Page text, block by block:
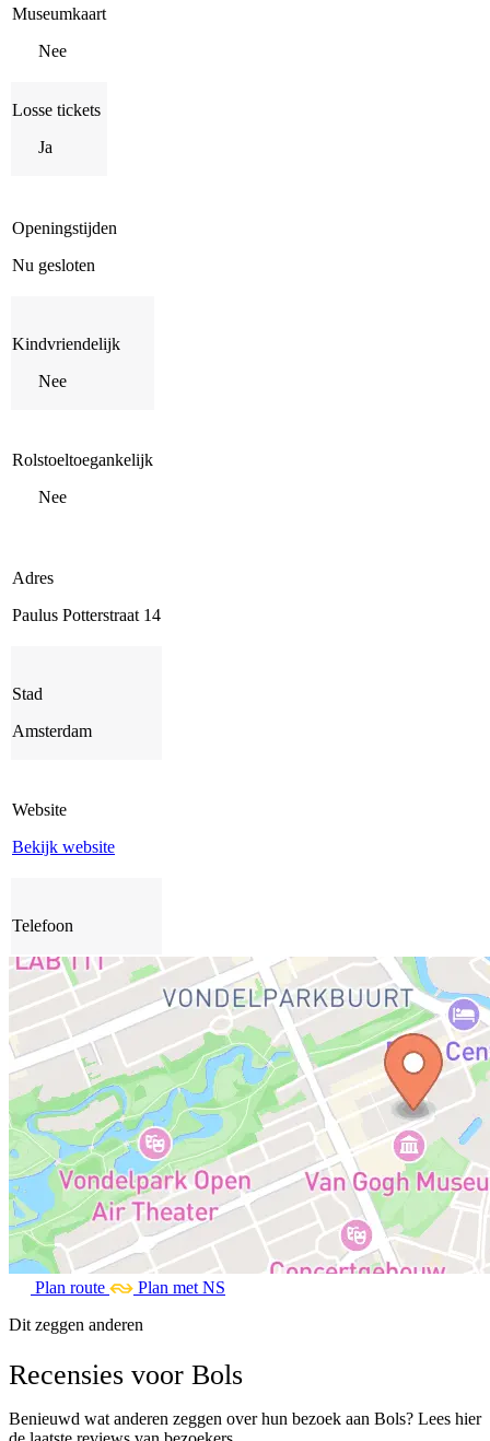
Museumkaart
Nee
Losse tickets
Ja
Openingstijden
Nu gesloten
Kindvriendelijk
Nee
Rolstoeltoegankelijk
Nee
Adres
Paulus Potterstraat 14
Stad
Amsterdam
Website
Bekijk website
Telefoon
Plan route
Plan met NS
Dit zeggen anderen
Recensies voor Bols
Benieuwd wat anderen zeggen over hun bezoek aan Bols? Lees hier